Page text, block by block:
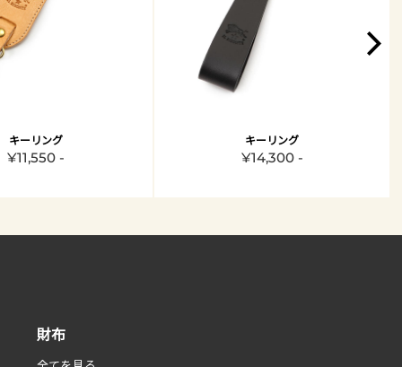
キーリング
¥11,550 -
キーリング
¥14,300 -
財布